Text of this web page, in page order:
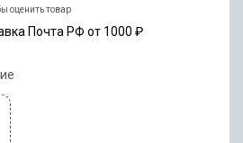
оценить товар
Почта РФ от 1000 ₽